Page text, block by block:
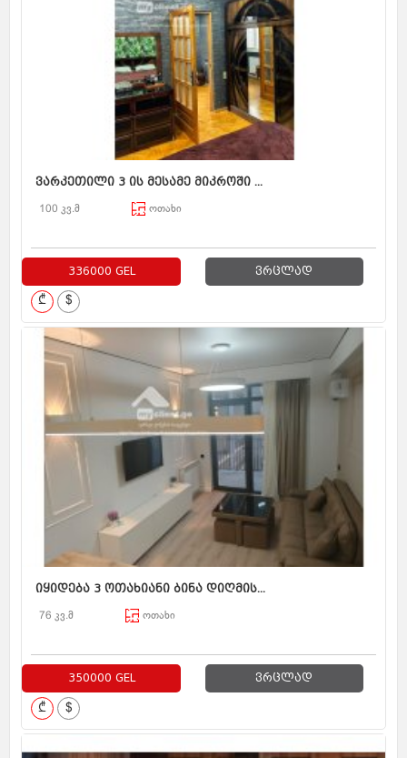
ვარკეთილი 3 ის მესამე მიკროში ...
100 კვ.მ ოთახი
336000 GEL ვრცლად
₾ $
იყიდება 3 ოთახიანი ბინა დიღმის...
76 კვ.მ ოთახი
350000 GEL ვრცლად
₾ $